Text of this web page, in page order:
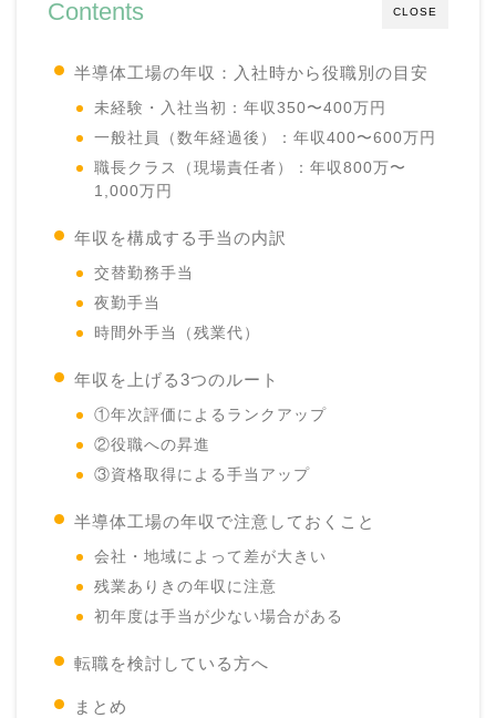
CLOSE
Contents
半導体工場の年収：入社時から役職別の目安
未経験・入社当初：年収350〜400万円
一般社員（数年経過後）：年収400〜600万円
職長クラス（現場責任者）：年収800万〜
1,000万円
年収を構成する手当の内訳
交替勤務手当
夜勤手当
時間外手当（残業代）
年収を上げる3つのルート
①年次評価によるランクアップ
②役職への昇進
③資格取得による手当アップ
半導体工場の年収で注意しておくこと
会社・地域によって差が大きい
残業ありきの年収に注意
初年度は手当が少ない場合がある
転職を検討している方へ
まとめ